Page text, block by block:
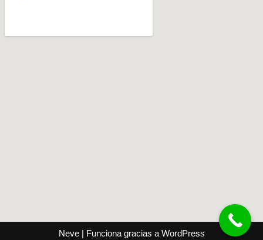
Neve| Funciona gracias a WordPress